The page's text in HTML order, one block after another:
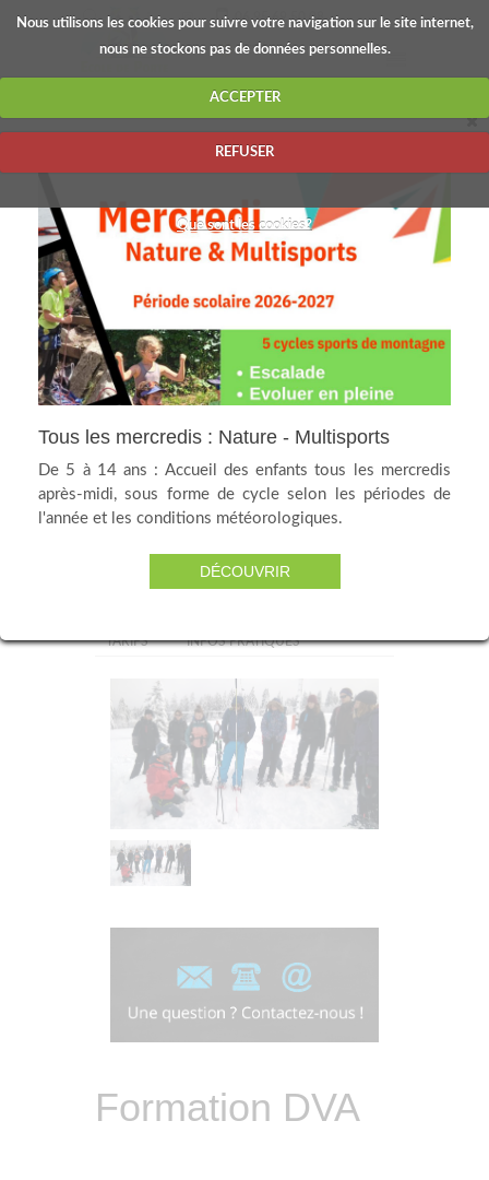
Nous utilisons les cookies pour suivre votre navigation sur le site internet,
nous ne stockons pas de données personnelles.
ACCEPTER
REFUSER
Que sont les cookies?
Tous les mercredis : Nature - Multisports
De 5 à 14 ans : Accueil des enfants tous les mercredis
après-midi, sous forme de cycle selon les périodes de
l'année et les conditions météorologiques.
DÉCOUVRIR
06.95.69.50.08
FRANÇAIS ÉTÉ
TARIFS INFOS PRATIQUES
Formation DVA